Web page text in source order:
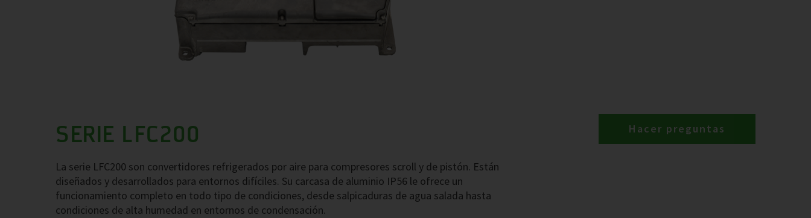
SERIE LFC200
La serie LFC200 son convertidores refrigerados por aire para compresores scroll y de pistón. Están
diseñados y desarrollados para entornos difíciles. Su carcasa de aluminio IP56 le ofrece un
funcionamiento completo en todo tipo de condiciones, desde salpicaduras de agua salada hasta
condiciones de alta humedad en entornos de condensación.
Hacer preguntas